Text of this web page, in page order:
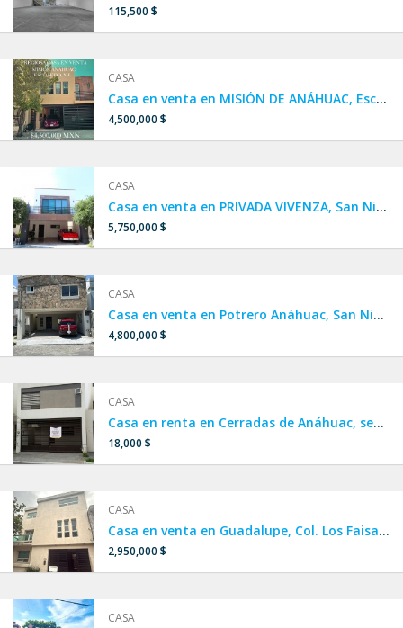
115,500 $
CASA
Casa en venta en MISIÓN DE ANÁHUAC, Escobedo.
4,500,000 $
CASA
Casa en venta en PRIVADA VIVENZA, San Nicolás, Zona Miguel Alemán
5,750,000 $
CASA
Casa en venta en Potrero Anáhuac, San Nicolás.
4,800,000 $
CASA
Casa en renta en Cerradas de Anáhuac, sector Acacia, sendero,
18,000 $
CASA
Casa en venta en Guadalupe, Col. Los Faisanes 1er sector, FRACCIONAMIENTO PRIVADO, a una calle de Av. Plutarco Elías Calles, cerca de Autopista Monterrey Reynosa, Maestro Isrrael Cavazos Garza, Miguel de la Madrid.
2,950,000 $
CASA